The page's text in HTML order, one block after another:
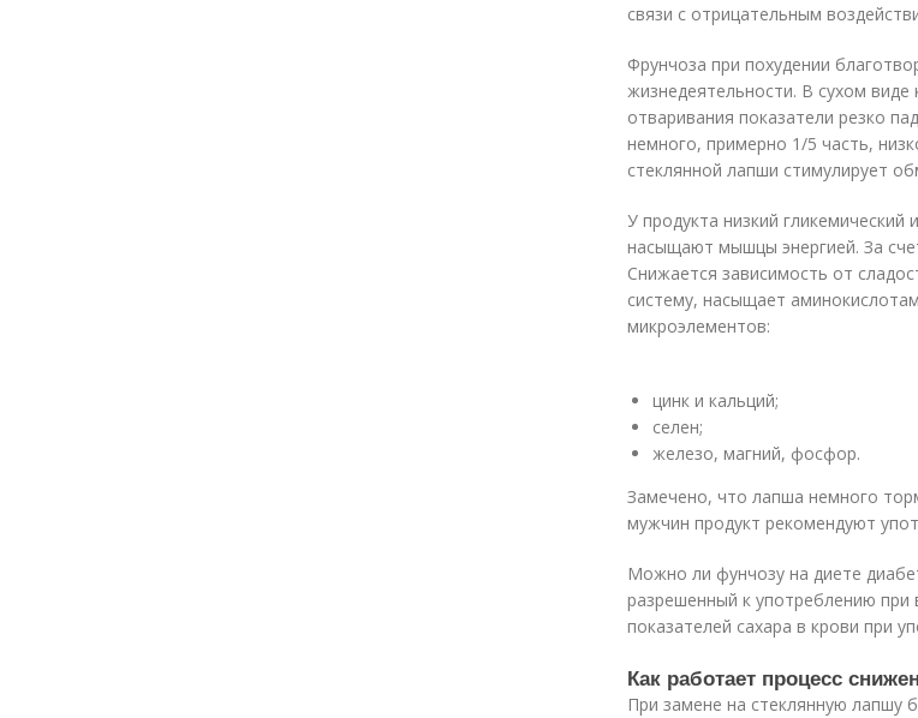
связи с отрицательным
Фрунчоза при похудении
жизнедеятельности. В сухом виде
отваривания показатели резко
немного, примерно 1/5 часть,
стеклянной лапши стимулирует
У продукта низкий
насыщают мышцы энергией. За
Снижается зависимость от
систему, насыщает
микроэлементов:
цинк и кальций;
селен;
железо, магний, фосфор.
Замечено, что лапша немного
мужчин продукт рекомендуют
Можно ли фунчозу на диете
разрешенный к употреблению при
показателей сахара в крови при
Как работает процесс
При замене на стеклянную лапшу